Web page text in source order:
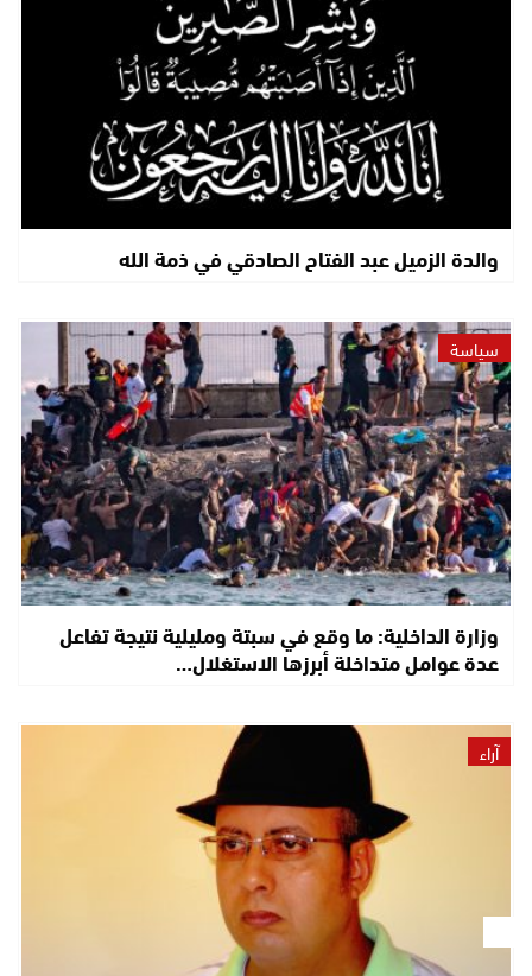
والدة الزميل عبد الفتاح الصادقي في ذمة الله
سياسة
وزارة الداخلية: ما وقع في سبتة ومليلية نتيجة تفاعل
عدة عوامل متداخلة أبرزها الاستغلال…
آراء